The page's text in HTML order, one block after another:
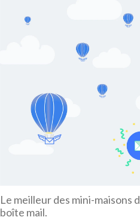
Le meilleur des mini-maisons
boîte mail.